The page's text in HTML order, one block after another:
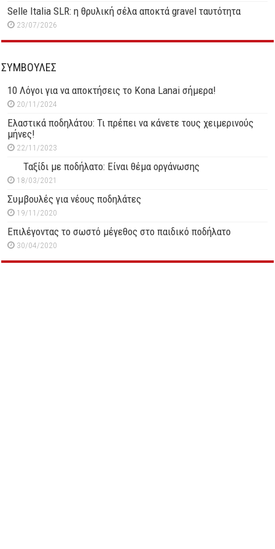
Selle Italia SLR: η θρυλική σέλα αποκτά gravel ταυτότητα
23/07/2026
ΣΥΜΒΟΥΛΕΣ
10 Λόγοι για να αποκτήσεις το Kona Lanai σήμερα!
20/11/2024
Ελαστικά ποδηλάτου: Τι πρέπει να κάνετε τους χειμερινούς
μήνες!
22/11/2023
Ταξίδι με ποδήλατο: Είναι θέμα οργάνωσης
18/03/2021
Συμβουλές για νέους ποδηλάτες
19/11/2020
Επιλέγοντας το σωστό μέγεθος στο παιδικό ποδήλατο
30/04/2020